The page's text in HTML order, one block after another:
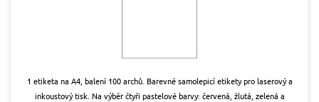
1 etiketa na A4, balení 100 archů. Barevné samolepicí etikety pro laserový a
inkoustový tisk. Na výběr čtyři pastelové barvy: červená, žlutá, zelená a